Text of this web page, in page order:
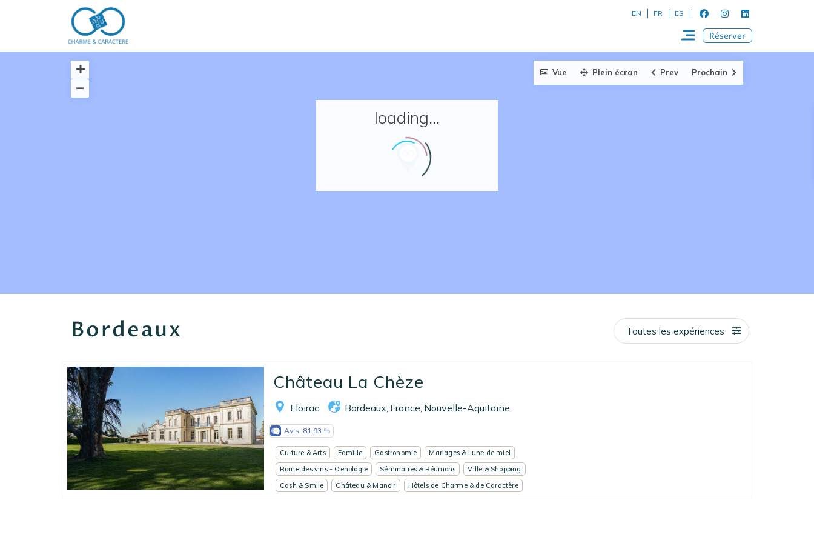
Réserver un séjour
EN FR ES
Réserver
loading...
Vue Plein écran Prev Prochain
Bordeaux Toutes les expériences
Château La Chèze
Floirac Bordeaux France Nouvelle-Aquitaine
Avis: 81.93
Culture & Arts Famille Gastronomie
Mariages & Lune de miel
Route des vins - Oenologie
Séminaires & Réunions
Ville & Shopping
Cash & Smile
Château & Manoir Hôtels de Charme & de Caractère